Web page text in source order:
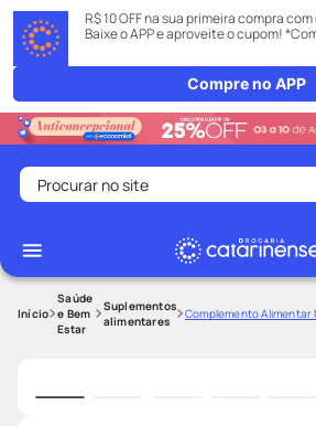
R$ 10 OFF na sua primeira compra com
Baixe o APP e aproveite o cupom!
Compre no APP
Procurar no site
1
medley
fralda
5º
shampoo
Saúde
e Bem
Estar
Suplementos
alimentares
Complemento